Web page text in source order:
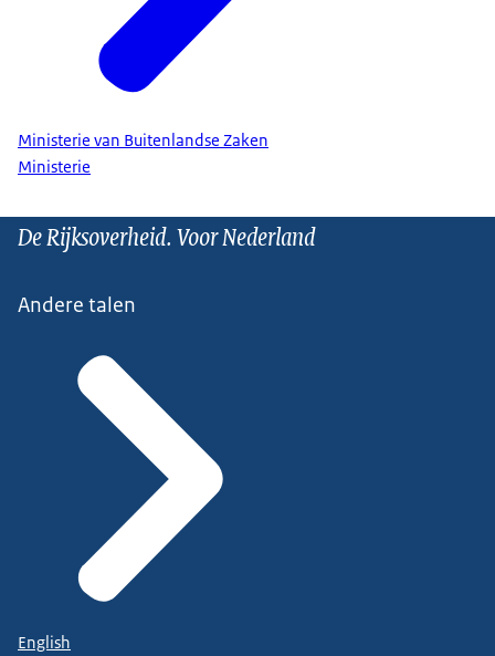
Ministerie van Buitenlandse Zaken
Ministerie
De Rijksoverheid. Voor Nederland
Andere talen
English